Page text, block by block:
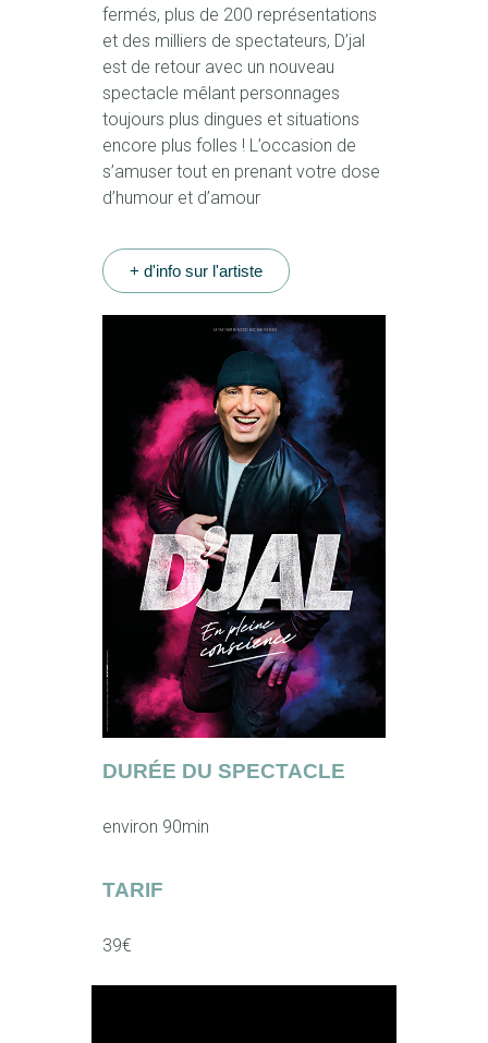
fermés, plus de 200 représentations
et des milliers de spectateurs, D’jal
est de retour avec un nouveau
spectacle mêlant personnages
toujours plus dingues et situations
encore plus folles ! L’occasion de
s’amuser tout en prenant votre dose
d’humour et d’amour
+ d'info sur l'artiste
DURÉE DU SPECTACLE
environ 90min
TARIF
39€